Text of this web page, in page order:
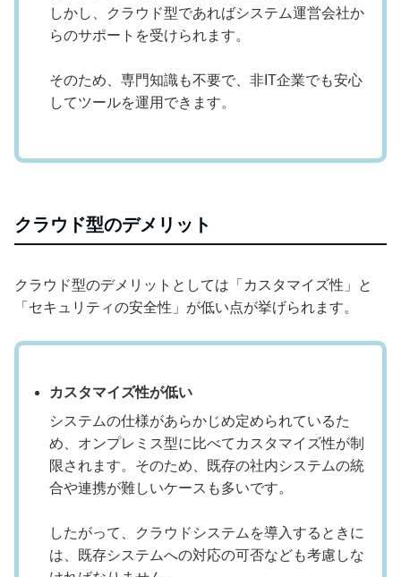
しかし、クラウド型であればシステム運営会社か
らのサポートを受けられます。
そのため、専門知識も不要で、非IT企業でも安心
してツールを運用できます。
クラウド型のデメリット
クラウド型のデメリットとしては「カスタマイズ性」と
「セキュリティの安全性」が低い点が挙げられます。
カスタマイズ性が低い
システムの仕様があらかじめ定められているた
め、オンプレミス型に比べてカスタマイズ性が制
限されます。そのため、既存の社内システムの統
合や連携が難しいケースも多いです。
したがって、クラウドシステムを導入するときに
は、既存システムへの対応の可否なども考慮しな